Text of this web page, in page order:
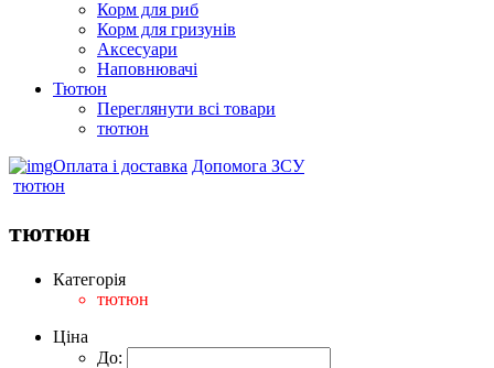
Корм для риб
Корм для гризунів
Аксесуари
Наповнювачі
Тютюн
Переглянути всі товари
тютюн
Оплата і доставка Допомога ЗСУ
тютюн
тютюн
Категорія
тютюн
Ціна
До: